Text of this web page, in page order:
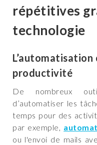
répétitives
technologie
productivité
De nombreux
d’automatiser les
temps pour des
par exemple,
ou l'envoi de mails